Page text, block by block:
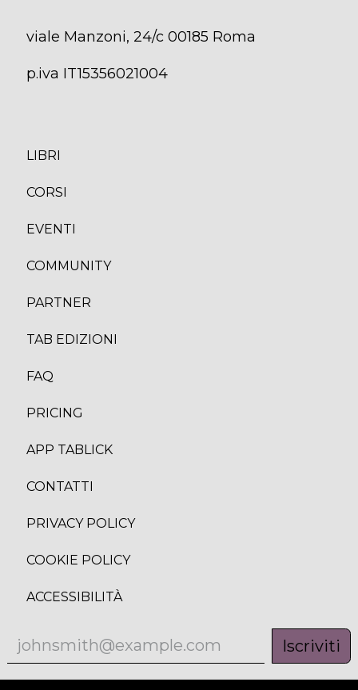
viale Manzoni, 24/c 00185 Roma
p.iva IT15356021004
LIBRI
CORSI
EVENTI
COMMUNITY
PARTNER
TAB EDIZIONI
FAQ
PRICING
APP TABLICK
CONTATTI
PRIVACY POLICY
COOKIE POLICY
ACCESSIBILITÀ
Iscriviti